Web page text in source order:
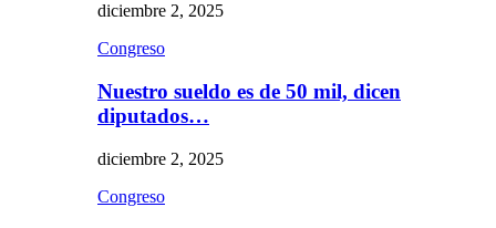
diciembre 2, 2025
Congreso
Nuestro sueldo es de 50 mil, dicen
diputados…
diciembre 2, 2025
Congreso